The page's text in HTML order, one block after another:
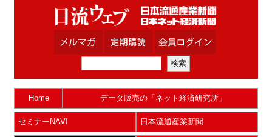
Home データ販売の「ネット経済研究所」
セミナーNAVI 日本流通産業新聞